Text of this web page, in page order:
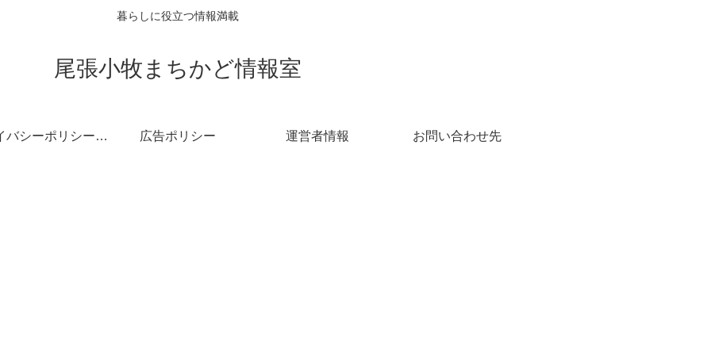
暮らしに役立つ情報満載
尾張小牧まちかど情報室
プライバシーポリシー・免責事項 広告ポリシー 運営者情報 お問い合わせ先